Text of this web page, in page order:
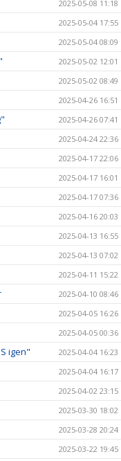
2025-05-08 11:18
2025-05-04 17:55
2025-05-04 08:09
2025-05-02 12:01
2025-05-02 08:49
2025-04-26 16:51
2025-04-26 07:41
2025-04-24 22:36
2025-04-17 22:06
2025-04-17 16:01
2025-04-17 07:36
2025-04-16 20:03
2025-04-13 16:55
2025-04-13 07:02
2025-04-11 15:22
2025-04-10 08:46
2025-04-05 16:26
2025-04-05 00:36
igen" 2025-04-04 16:23
2025-04-04 16:17
2025-04-02 23:15
2025-03-30 18:02
2025-03-28 20:24
2025-03-22 19:45